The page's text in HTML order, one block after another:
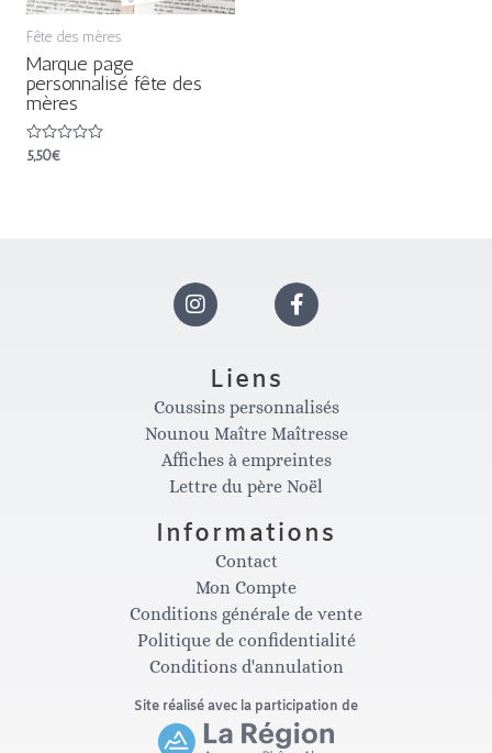
Fête des mères
Marque page
personnalisé fête des
mères
Note
5,50€
I
n
s
t
a
g
r
F
a
c
e
b
o
o
Liens
Coussins personnalisés
Nounou Maître Maîtresse
Affiches à empreintes
Lettre du père Noël
Informations
Contact
Mon Compte
Conditions générale de vente
Politique de confidentialité
Conditions d'annulation
Site réalisé avec la participation de